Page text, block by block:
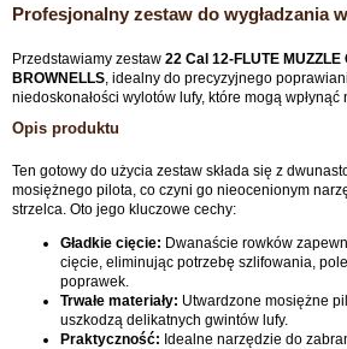
Profesjonalny zestaw do wygładzania
Przedstawiamy zestaw 22 Cal 12-FLUTE MUZZLE
BROWNELLS, idealny do precyzyjnego
niedoskonałości wylotów lufy, które mogą wpłynąć
Opis produktu
Ten gotowy do użycia zestaw składa się z
mosiężnego pilota, co czyni go nieocenionym
strzelca. Oto jego kluczowe cechy:
Gładkie cięcie: Dwanaście rowków
cięcie, eliminując potrzebę szlifowania,
poprawek.
Trwałe materiały: Utwardzone mosiężne
uszkodzą delikatnych gwintów lufy.
Praktyczność: Idealne narzędzie do